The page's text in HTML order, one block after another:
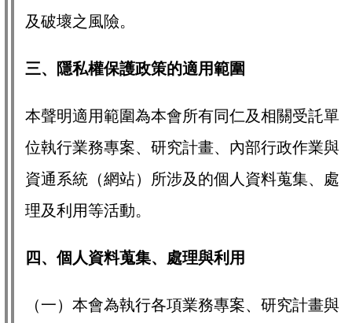
及破壞之風險。
三、隱私權保護政策的適用範圍
本聲明適用範圍為本會所有同仁及相關受託單
位執行業務專案、研究計畫、內部行政作業與
資通系統（網站）所涉及的個人資料蒐集、處
理及利用等活動。
四、個人資料蒐集、處理與利用
（一）本會為執行各項業務專案、研究計畫與